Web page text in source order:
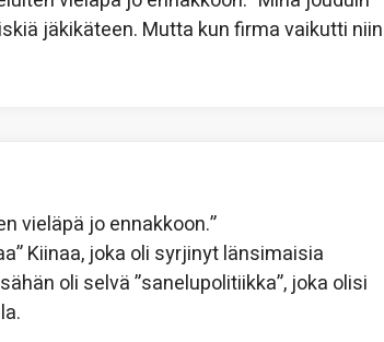
jäkikäteen. Mutta kun firma vaikutti niin
vieläpä jo ennakkoon.”
Kiinaa, joka oli syrjinyt länsimaisia
oli selvä ”sanelupolitiikka”, joka olisi